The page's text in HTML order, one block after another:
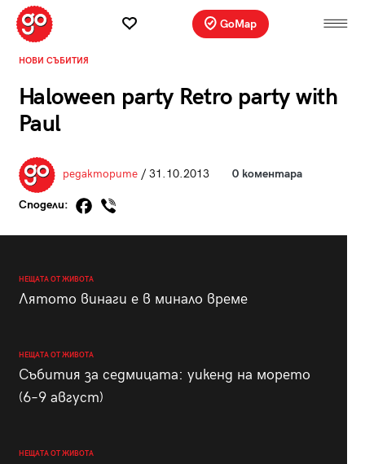
GoMap
НОВИ СЪБИТИЯ
Haloween party Retro party with
Paul
редакторите/ 31.10.2013 0 коментара
Сподели:
НЕЩАТА ОТ ЖИВОТА
Лятото винаги е в минало време
НЕЩАТА ОТ ЖИВОТА
Събития за седмицата: уикенд на морето
(6–9 август)
НЕЩАТА ОТ ЖИВОТА